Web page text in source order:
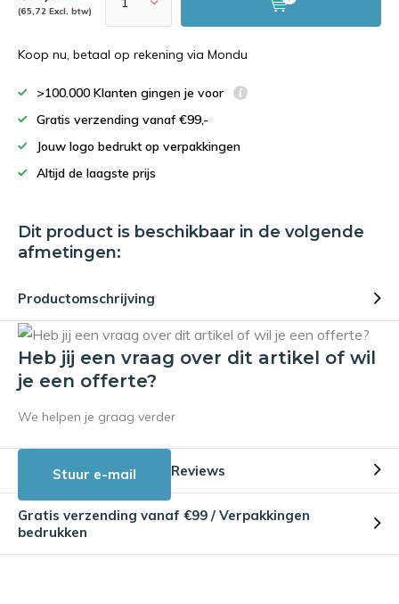
(65,72 Excl. btw)
Koop nu, betaal op rekening via Mondu
>100.000 Klanten gingen je voor
Gratis verzending vanaf €99,-
Jouw logo bedrukt op verpakkingen
Altijd de laagste prijs
Dit product is beschikbaar in de volgende
afmetingen:
Productomschrijving
Heb jij een vraag over dit artikel of wil
je een offerte?
We helpen je graag verder
Stuur e-mail Reviews
Gratis verzending vanaf €99 / Verpakkingen
bedrukken